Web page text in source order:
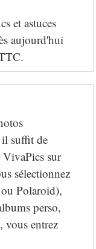
et astuces
aujourd'hui
il suffit de
sur
sélectionnez
Polaroid),
perso,
vous entrez